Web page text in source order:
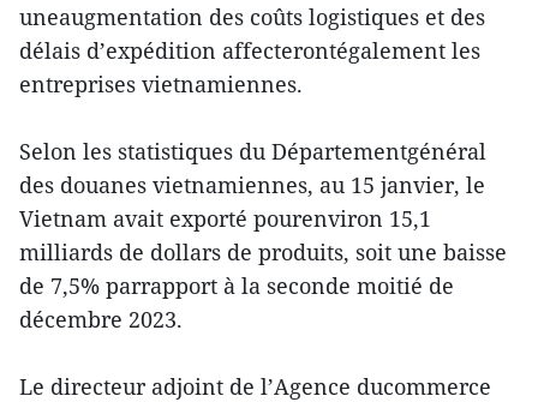
uneaugmentation des coûts logistiques et des
délais d’expédition affecterontégalement les
entreprises vietnamiennes.
Selon les statistiques du Départementgénéral
des douanes vietnamiennes, au 15 janvier, le
Vietnam avait exporté pourenviron 15,1
milliards de dollars de produits, soit une baisse
de 7,5% parrapport à la seconde moitié de
décembre 2023.
Le directeur adjoint de l’Agence ducommerce